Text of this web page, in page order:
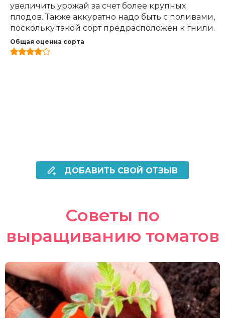
увеличить урожай за счет более крупных
плодов. Также аккуратно надо быть с поливами,
поскольку такой сорт предрасположен к гнили.
Общая оценка сорта
ДОБАВИТЬ СВОЙ ОТЗЫВ
Советы по
выращиванию томатов